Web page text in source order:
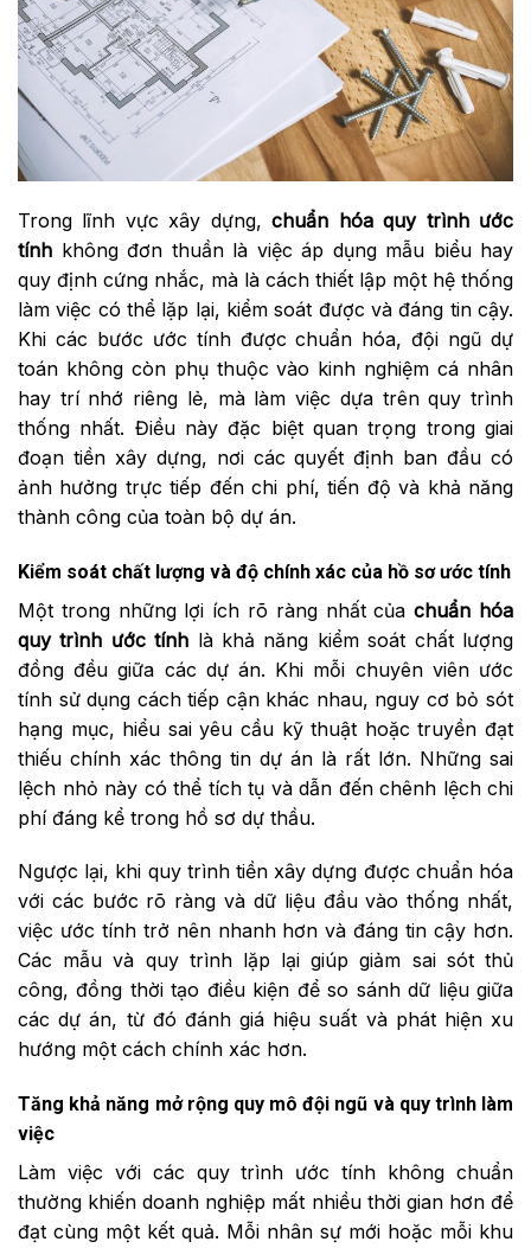
Trong lĩnh vực xây dựng,chuẩn hóa quy trình ước
tính không đơn thuần là việc áp dụng mẫu biểu hay
quy định cứng nhắc, mà là cách thiết lập một hệ thống
làm việc có thể lặp lại, kiểm soát được và đáng tin cậy.
Khi các bước ước tính được chuẩn hóa, đội ngũ dự
toán không còn phụ thuộc vào kinh nghiệm cá nhân
hay trí nhớ riêng lẻ, mà làm việc dựa trên quy trình
thống nhất. Điều này đặc biệt quan trọng trong giai
đoạn tiền xây dựng, nơi các quyết định ban đầu có
ảnh hưởng trực tiếp đến chi phí, tiến độ và khả năng
thành công của toàn bộ dự án.
Kiểm soát chất lượng và độ chính xác của hồ sơ ước tính
Một trong những lợi ích rõ ràng nhất củachuẩn hóa
quy trình ước tính là khả năng kiểm soát chất lượng
đồng đều giữa các dự án. Khi mỗi chuyên viên ước
tính sử dụng cách tiếp cận khác nhau, nguy cơ bỏ sót
hạng mục, hiểu sai yêu cầu kỹ thuật hoặc truyền đạt
thiếu chính xác thông tin dự án là rất lớn. Những sai
lệch nhỏ này có thể tích tụ và dẫn đến chênh lệch chi
phí đáng kể trong hồ sơ dự thầu.
Ngược lại, khi quy trình tiền xây dựng được chuẩn hóa
với các bước rõ ràng và dữ liệu đầu vào thống nhất,
việc ước tính trở nên nhanh hơn và đáng tin cậy hơn.
Các mẫu và quy trình lặp lại giúp giảm sai sót thủ
công, đồng thời tạo điều kiện để so sánh dữ liệu giữa
các dự án, từ đó đánh giá hiệu suất và phát hiện xu
hướng một cách chính xác hơn.
Tăng khả năng mở rộng quy mô đội ngũ và quy trình làm
việc
Làm việc với các quy trình ước tính không chuẩn
thường khiến doanh nghiệp mất nhiều thời gian hơn để
đạt cùng một kết quả. Mỗi nhân sự mới hoặc mỗi khu